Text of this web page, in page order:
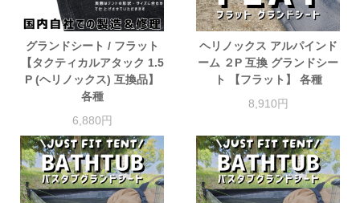
グランドシート / フラット
【タクティカルアタック 1.5
P (ヘリノックス) 互換品】
各種
6,880円
ヘリノックス アルパインド
ーム ２P 互換 グランドシー
ト 【フラット】 各種
8,910円